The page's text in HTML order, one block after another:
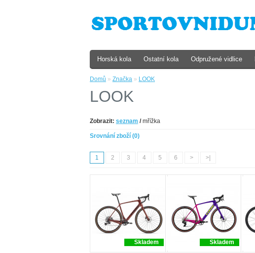
Domů » Značka » LOOK
LOOK
Zobrazit: seznam /mřížka
Srovnání zboží (0)
1 2 3 4 5 6 > >|
Skladem Skladem
Horská kola Ostatní kola Odpružené vidlice